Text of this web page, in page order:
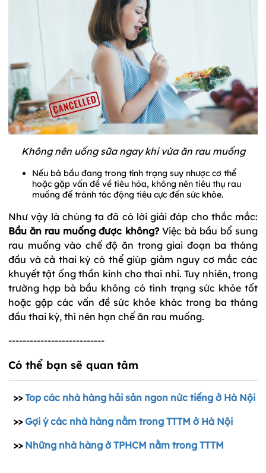
Không nên uống sữa ngay khi vừa ăn rau muống
Nếu bà bầu đang trong tình trạng suy nhược cơ thể
hoặc gặp vấn đề về tiêu hóa, không nên tiêu thụ rau
muống để tránh tác động tiêu cực đến sức khỏe.
Như vậy là chúng ta đã có lời giải đáp cho thắc mắc:
Bầu ăn rau muống được không?Việc bà bầu bổ sung
rau muống vào chế độ ăn trong giai đoạn ba tháng
đầu và cả thai kỳ có thể giúp giảm nguy cơ mắc các
khuyết tật ống thần kinh cho thai nhi. Tuy nhiên, trong
trường hợp bà bầu không có tình trạng sức khỏe tốt
hoặc gặp các vấn đề sức khỏe khác trong ba tháng
đầu thai kỳ, thì nên hạn chế ăn rau muống.
---------------------------
Có thể bạn sẽ quan tâm
>>Top các nhà hàng hải sản ngon nức tiếng ở Hà Nội
>>Gợi ý các nhà hàng nằm trong TTTM ở Hà Nội
>> Những nhà hàng ở TPHCM nằm trong TTTM